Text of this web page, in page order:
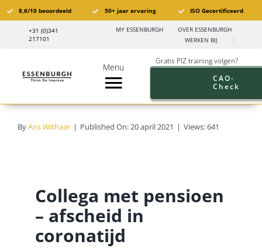
Ga
naar
inhoud
8,6/10 beoordeeld 50+ jaar ervaring ISO Gecertificeerd
+31 (0)341
217101
MY ESSENBURGH
OVER ESSENBURGH
WERKEN BIJ
|
Menu
Toggle
Navigation
Pensioen in Zicht®️
Trainingskalender
Branches
Gratis PIZ training volgen?
CAO-
Check
ByAns Withaar | Published On: 20 april 2021 | Views: 641
Collega met pensioen
– afscheid in
coronatijd